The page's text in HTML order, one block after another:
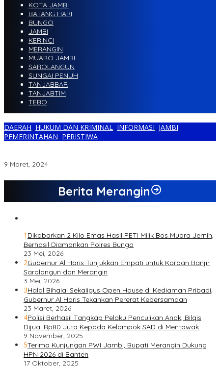
KOTA JAMBI
BATANG HARI
BUNGO
JAMBI
KERINCI
MERANGIN
MUARO JAMBI
SAROLANGUN
SUNGAI PENUH
TANJABBAR
TANJABTIM
TEBO
DAERAH, HUKUM DAN KRIMINAL, INFORMASI, JAMBI,
PEMERINTAHAN, PERISTIWA
9 Maret, 2024
Berita Merangin
1 Dikabarkan 2 Kilo Emas Hasil PETI Milik Bos Muara Jernih,
Berhasil Diamankan Polres Bungo
23 Mei, 2026
2Gubernur Al Haris Tunjukkan Empati untuk Korban Banjir
Sarolangun dan Merangin
3 Mei, 2026
3Halal Bihalal Sekaligus Open House di Kediaman Pribadi,
Gubernur Al Haris Tekankan Pererat Kebersamaan
23 Maret, 2026
4Polisi Berhasil Tangkap Pelaku Penculikan Anak, Bilqis
Dijual Rp80 Juta Kepada Kelompok SAD di Mentawak
9 November, 2025
5Terima Kunjungan PWI Jambi, Bupati Merangin Dukung
HPN 2026 di Banten
17 Oktober, 2025